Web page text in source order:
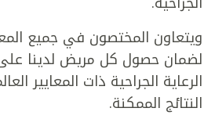
ويتعاون المختصون في جميع
لضمان حصول كل مريض لدينا
الرعاية الجراحية ذات المعايير
النتائج الممكنة.